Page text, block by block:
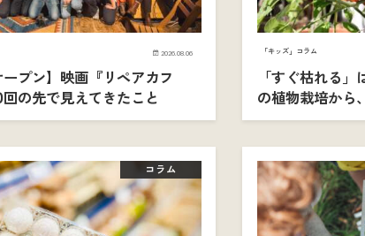
2026.08.06
ープン】映画『リペアカフ
の先で見えてきたこと
「キッズ」コラム
「すぐ枯れる
の植物栽培から
コラム